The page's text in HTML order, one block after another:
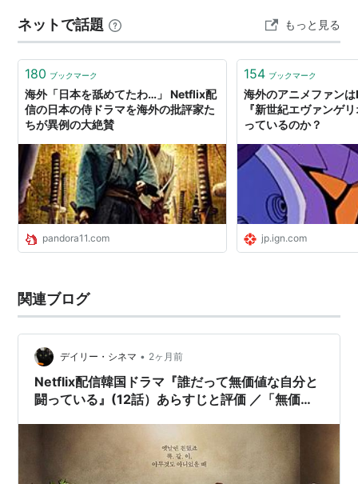
てNetflixシリーズ初出演となる名優チョ・スンウの圧倒
的な…
ネットで話題 もっと見る
180 ブックマーク
海外「日本を舐めてたわ…」 Netflix配
信の日本の侍ドラマを海外の批評家た
ちが異例の大絶賛
pandora11.com
154 ブックマーク
海外のアニメファン
『新世紀エヴァンゲ
っているのか？
jp.ign.com
関連ブログ
デイリー・シネマ • 2ヶ月前
Netflix配信韓国ドラマ『誰だって無価値な自分と
闘っている』(12話）あらすじと評価 ／「無価値